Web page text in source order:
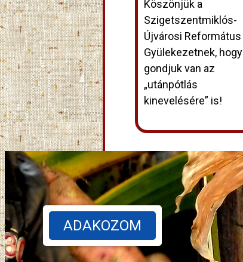
Köszönjük a
Szigetszentmiklós-
Újvárosi Református
Gyülekezetnek, hogy
gondjuk van az
„utánpótlás
kinevelésére” is!
ADAKOZOM